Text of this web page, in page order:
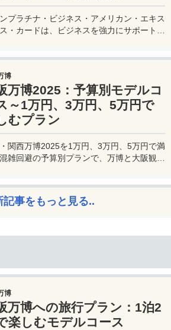
プラチナ・ビジネス・アメリカン・エキス
・カードは、ビジネスを強力にサポートす
す。初年度の年会費無料も魅力。ステータ
用性を兼ね備えたビジネスカードで、あな
ジネスをワンランクアップさせませんか？
博
万博2025：予算別モデルコ
～1万円、3万円、5万円で
むプラン
関西万博2025を1万円、3万円、5万円で満
雑回避の予算別プランで、万博と大阪観光
記事をもっと見る..
博
万博への旅行プラン：1泊2
楽しむモデルコース